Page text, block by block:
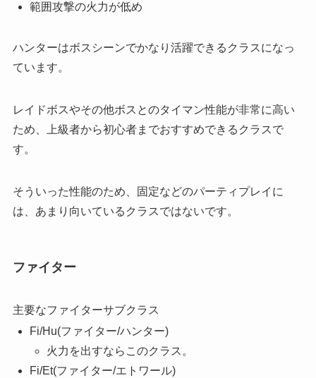
範囲攻撃の火力が低め
ハンターはボスシーンでかなり活躍できるクラスになっ
ています。
レイドボスやその他ボスとのタイマン性能が非常に高い
ため、上級者から初心者までおすすめできるクラスで
す。
そういった性能のため、固定などのパーティプレイに
は、あまり向いているクラスではないです。
ファイター
主要なファイターサブクラス
Fi/Hu(ファイター/ハンター)
火力を出すならこのクラス。
Fi/Et(ファイター/エトワール)